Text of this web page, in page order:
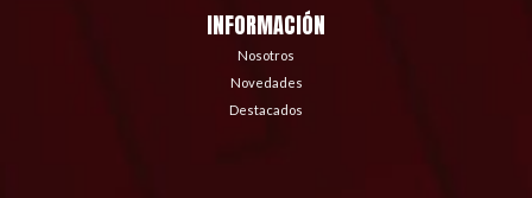
INFORMACIÓN
Nosotros
Novedades
Destacados